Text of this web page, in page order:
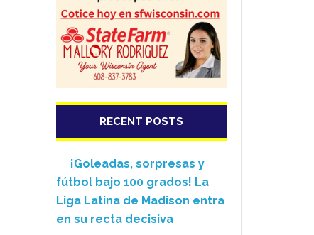
RECENT POSTS
¡Goleadas, sorpresas y
fútbol bajo 100 grados! La
Liga Latina de Madison entra
en su recta decisiva